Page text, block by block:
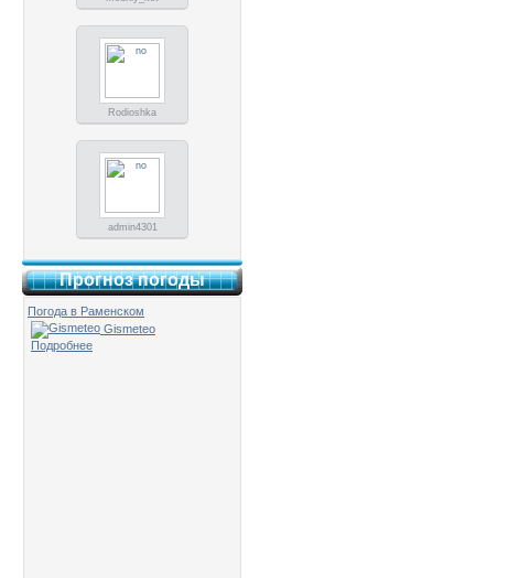
Rodioshka
admin4301
Прогноз погоды
Погода в Раменском
Gismeteo
Подробнее